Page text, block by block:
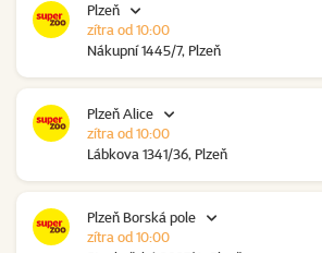
Plzeň
Nákupní 1445/7, Plzeň
zítra od 10:00
Plzeň Alice
Lábkova 1341/36, Plzeň
zítra od 10:00
Plzeň Borská pole
zítra od 10:00